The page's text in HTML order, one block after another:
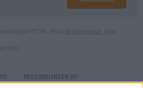
BTW. Plus Scheepvaart plus
Beoordelingen (0)